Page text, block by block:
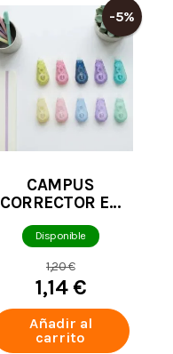
-5%
CAMPUS
CORRECTOR EN
COLORES PASTEL
Disponible
1,20 €
1,14 €
Añadir al
carrito